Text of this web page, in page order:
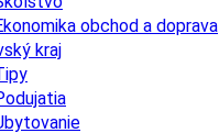
obchod a doprava
kraj